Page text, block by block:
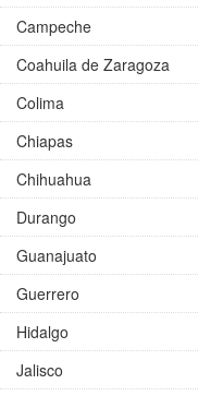
Campeche
Coahuila de Zaragoza
Colima
Chiapas
Chihuahua
Durango
Guanajuato
Guerrero
Hidalgo
Jalisco